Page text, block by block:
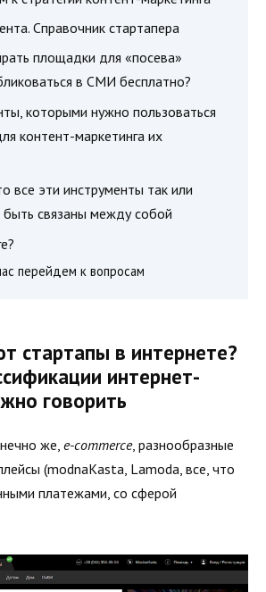
Справочник стартапера
площадки для «посева»
в СМИ бесплатно?
которыми нужно пользоваться
контент-маркетинга их
все эти инструменты так или
связаны между собой
перейдем к вопросам
стартапы в интернете?
интернет-
говорить
же, e-commerce, разнообразные
(modnaKasta, Lamoda, все, что
платежами, со сферой